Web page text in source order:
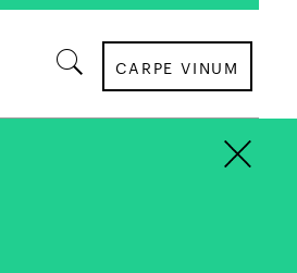
CARPE VINUM
×